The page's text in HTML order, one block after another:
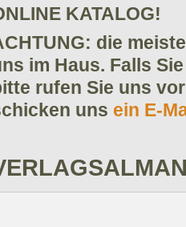
KATALOG!
die
im Haus. Falls
rufen Sie uns
uns ein E-